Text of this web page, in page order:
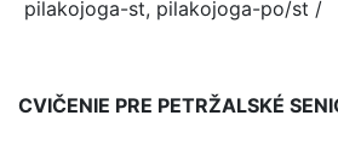
pilakojoga-st, pilakojoga-po/st /
CVIČENIE PRE PETRŽALSKÉ